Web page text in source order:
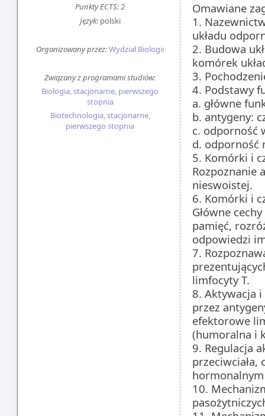
Punkty ECTS:2
Język:polski
Organizowany przez:Wydział Biologii
Związany z programami studiów:
Biologia, stacjonarne, pierwszego
stopnia
Biotechnologia, stacjonarne,
pierwszego stopnia
Omawiane
1.
układu
2. Budowa
komórek
3.
4. Podstawy
a. główne
b. antygeny:
c. odporność
d. odporność
5. Komórki i
Rozpoznanie
nieswoistej.
6. Komórki i
Główne
pamięć,
odpowiedzi
7.
limfocyty T.
8. Aktywacja
przez
efektorowe
(humoralna i
9. Regulacja
przeciwciała,
10.